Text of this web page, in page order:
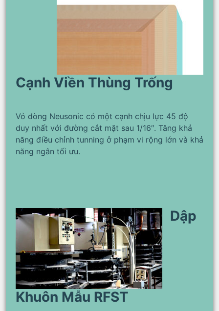
Cạnh Viền Thùng Trống
Vỏ dòng Neusonic có một cạnh chịu lực 45 độ
duy nhất với đường cắt mặt sau 1/16″. Tăng khả
năng điều chỉnh tunning ở phạm vi rộng lớn và khả
năng ngân tối ưu.
Dập
Khuôn Mẫu RFST